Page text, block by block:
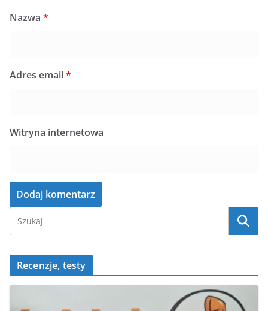
Nazwa *
Adres email*
Witryna internetowa
Recenzje, testy